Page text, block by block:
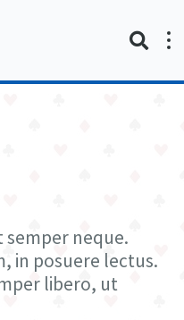
semper neque.
in posuere lectus.
libero, ut